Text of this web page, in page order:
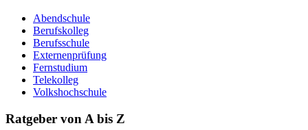
Abendschule
Berufskolleg
Berufsschule
Externenprüfung
Fernstudium
Telekolleg
Volkshochschule
Ratgeber von A bis Z